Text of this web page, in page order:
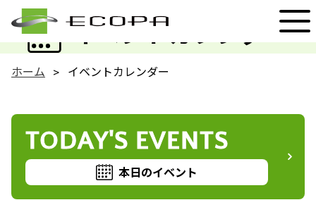
イベントカレンダー
EVENT
ホーム イベントカレンダー
TODAY'S EVENTS
本日のイベント